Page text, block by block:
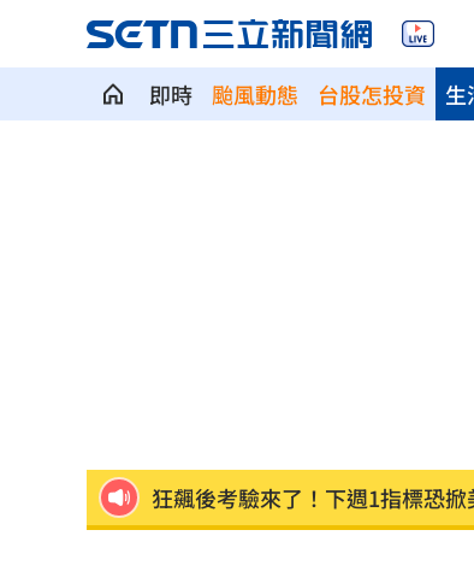
即時 颱風動態 台股怎投資 生
狂飆後考驗來了！下週1指標恐掀